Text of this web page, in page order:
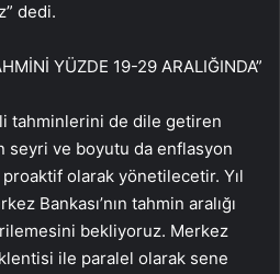
dedi.
YÜZDE 19-29 ARALIĞINDA”
tahminlerini de dile getiren
seyri ve boyutu da enflasyon
olarak yönetilecetir. Yıl
Bankası’nın tahmin aralığı
bekliyoruz. Merkez
ile paralel olarak sene